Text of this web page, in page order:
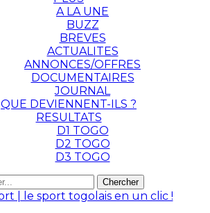
A LA UNE
BUZZ
BREVES
ACTUALITES
ANNONCES/OFFRES
DOCUMENTAIRES
JOURNAL
QUE DEVIENNENT-ILS ?
RESULTATS
D1 TOGO
D2 TOGO
D3 TOGO